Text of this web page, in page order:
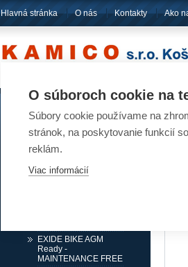
Hlavná stránka O nás Kontakty Ako
Akumulátory
Pre osobné automobily
Pre karavany, lode, stroje
EXIDE BIKE AGM
Ready -
MAINTENANCE FREE
O súboroch cookie na
Súbory cookie používame na
stránok, na poskytovanie funkcií
reklám.
Viac informácií